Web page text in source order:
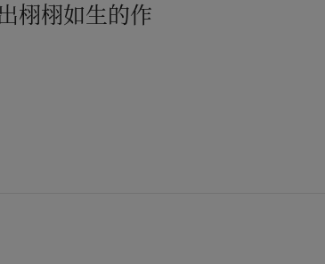
栩栩如生的作